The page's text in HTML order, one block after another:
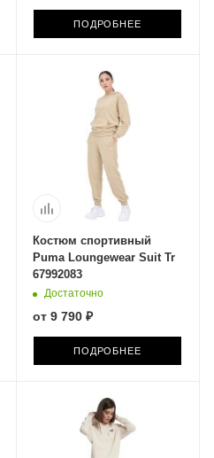
ПОДРОБНЕЕ
Костюм спортивный
Puma Loungewear Suit Tr
67992083
Достаточно
от 9 790 ₽
ПОДРОБНЕЕ